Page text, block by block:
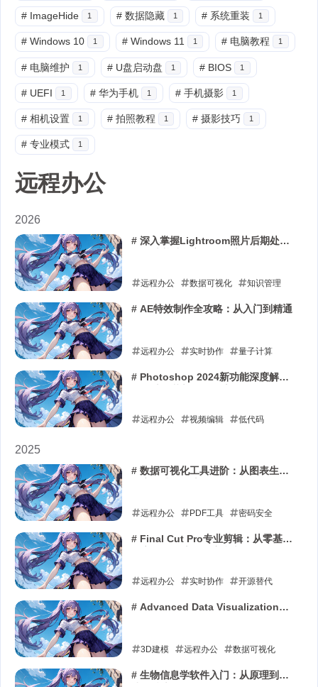
# ImageHide 1 # 数据隐藏 1 # 系统重装 1
# Windows 10 1 # Windows 11 1 # 电脑教程 1
# 电脑维护 1 # U盘启动盘 1 # BIOS 1
# UEFI 1 # 华为手机 1 # 手机摄影 1
# 相机设置 1 # 拍照教程 1 # 摄影技巧 1
# 专业模式 1
远程办公
2026
# 深入掌握Lightroom照片后期处
远程办公 数据可视化 知识管理
2026-04-04
# AE特效制作全攻略：从入门到精通
远程办公 实时协作 量子计算
2026-01-17
# Photoshop 2024新功能深度解
远程办公 视频编辑 低代码
2025
# 数据可视化工具进阶：从图表生成
远程办公 PDF工具 密码安全
2025-12-30
# Final Cut Pro专业剪辑：从零基础
远程办公 实时协作 开源替代
2025-08-03
# Advanced Data Visualization
3D建模 远程办公 数据可视化
2025-08-03
# 生物信息学软件入门：从原理到实